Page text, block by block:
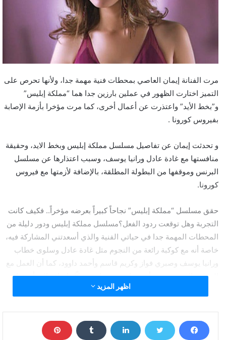
مرت الفنانة إيمان العاصي بمحطات فنية مهمة جدا، ولأنها تحرص على
التميز اختارت الظهور في عملين بارزين جدا هما “مملكة إبليس”
و”بخط الأيد” واعتذرت عن أعمال أخرى، كما مرت مؤخرا بأزمة الإصابة
بفيروس كورونا .
و تحدثت إيمان عن تفاصيل مسلسل مملكة إبليس وبخط الايد، وحقيقة
منافستها مع غادة عادل ورانيا يوسف، وسبب اعتذارها عن مسلسل
البرنس وموقفها من البطولة المطلقة، بالإضافة لأزمتها مع فيروس
كورونا.
حقق مسلسل “مملكة إبليس” نجاحاً كبيراً بعرضه مؤخراً.. فكيف كانت
التجربة وهل توقعت ردود الفعل؟مسلسل مملكة إبليس ودور دليلة من
المحطات المهمة جدا في حياتي الفنية والذي أسعدتني المشاركة فيه،
خاصة أنه مع كوكبة رائعة من النجوم مثل غادة عادل وسلوى خطاب
ورانيا يوسف وصبري فواز وكريم قاسم وأحمد داوود، كما أن العمل مع
المؤلف المميز محمد أمين راضي بصراحة يشكّل إضافة إلى أي فنان،
لأن الأفكار خارج الصندوق وغير متوقعة، وكذلك الأدوار والتطور الخاص
النجاح وله وقع خاص عندي، خاصة أن التحضيرات للشخصية
اظهر المزيد